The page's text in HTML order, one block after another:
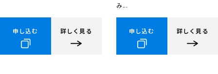
申し込む 詳しく見る
み...
申し込む 詳しく見る